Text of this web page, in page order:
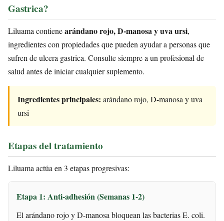
Gastrica?
Liluama contienearándano rojo, D-manosa y uva ursi,
ingredientes con propiedades que pueden ayudar a personas que
sufren de ulcera gastrica. Consulte siempre a un profesional de
salud antes de iniciar cualquier suplemento.
Ingredientes principales: arándano rojo, D-manosa y uva
ursi
Etapas del tratamiento
Liluama actúa en 3 etapas progresivas:
Etapa 1: Anti-adhesión (Semanas 1-2)
El arándano rojo y D-manosa bloquean las bacterias E. coli.